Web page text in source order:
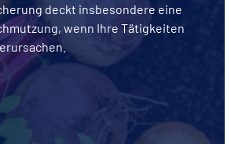
deckt insbesondere eine
wenn Ihre Tätigkeiten